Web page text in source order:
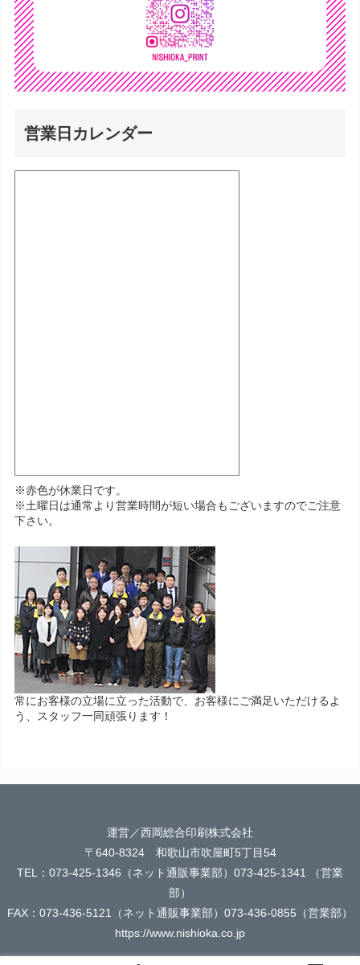
営業日カレンダー
※赤色が休業日です。
※土曜日は通常より営業時間が短い場合もございますのでご注意
下さい。
常にお客様の立場に立った活動で、お客様にご満足いただけるよ
う、スタッフ一同頑張ります！
運営／西岡総合印刷株式会社
〒640-8324 和歌山市吹屋町5丁目54
TEL：073-425-1346（ネット通販事業部）073-425-1341 （営業
部）
FAX：073-436-5121（ネット通販事業部）073-436-0855（営業部）
https://www.nishioka.co.jp